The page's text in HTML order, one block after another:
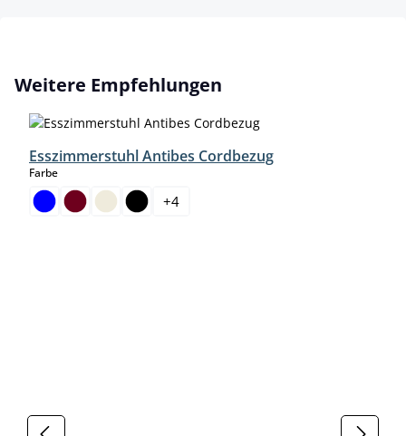
Produktgalerie überspringen
Weitere Empfehlungen
Esszimmerstuhl Antibes Cordbezug
Farbeauswählen
+4